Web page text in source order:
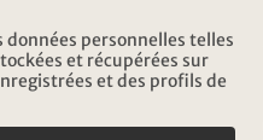
sur leur route
(le nom Normandie fait
le nord à travers la mer